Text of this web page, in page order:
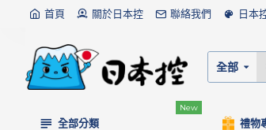
首頁 關於日本控 聯絡我們 日本
全部
全部分類
New
禮物